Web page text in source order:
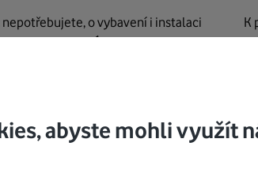
nepotřebujete, o vybavení i instalaci
sepostaráme my.
K
by vás zajímat
abyste mohli využít